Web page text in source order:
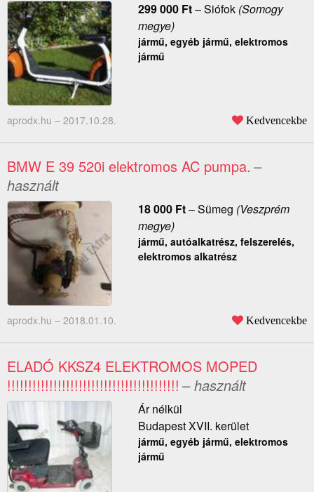
299 000 Ft–Siófok(Somogy
megye)
jármű, egyéb jármű, elektromos
jármű
aprodx.hu – 2017.10.28. Kedvencekbe
BMW E 39 520i elektromos AC pumpa. –
használt
18 000 Ft–Sümeg (Veszprém
megye)
jármű, autóalkatrész, felszerelés,
elektromos alkatrész
aprodx.hu – 2018.01.10. Kedvencekbe
ELADÓ KKSZ4 ELEKTROMOS MOPED
!!!!!!!!!!!!!!!!!!!!!!!!!!!!!!!!!!!!!!!!! – használt
Ár nélkül
Budapest XVII. kerület
jármű, egyéb jármű, elektromos
jármű